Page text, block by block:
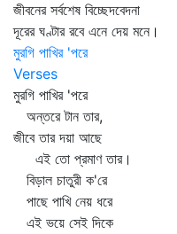
জীবনের সর্বশেষ বিচ্ছেদবেদনা
দূরের ঘণ্টার রবে এনে দেয় মনে।
মুরগি পাখির 'পরে
Verses
মুরগি পাখির 'পরে
অন্তরে টান তার,
জীবে তার দয়া আছে
এই তো প্রমাণ তার।
বিড়াল চাতুরী ক'রে
পাছে পাখি নেয় ধরে
এই ভয়ে সেই দিকে